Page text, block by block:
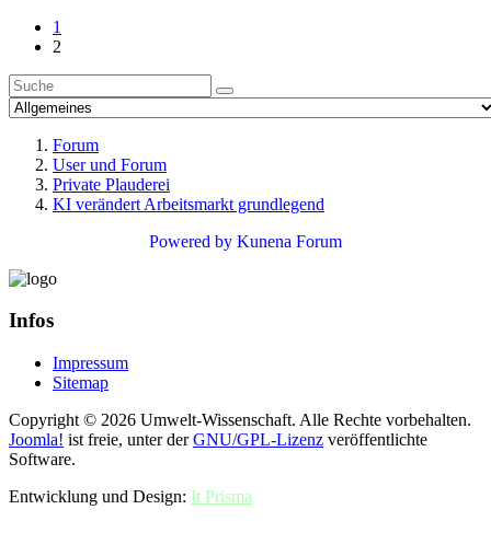
1
2
Forum
User und Forum
Private Plauderei
KI verändert Arbeitsmarkt grundlegend
Powered by Kunena Forum
Infos
Impressum
Sitemap
Copyright © 2026 Umwelt-Wissenschaft. Alle Rechte vorbehalten.
Joomla! ist freie, unter derGNU/GPL-Lizenz veröffentlichte
Software.
Entwicklung und Design: It Prisma